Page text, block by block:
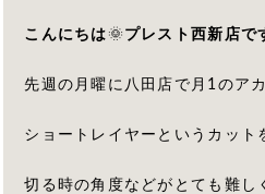
こんにちは🌞プレスト西新店で
先週の月曜に八田店で月1のア
ショートレイヤーというカット
切る時の角度などがとても難し